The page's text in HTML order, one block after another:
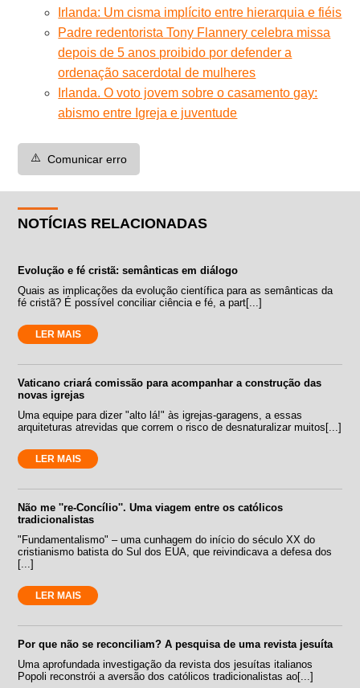
Irlanda: Um cisma implícito entre hierarquia e fiéis
Padre redentorista Tony Flannery celebra missa
depois de 5 anos proibido por defender a
ordenação sacerdotal de mulheres
Irlanda. O voto jovem sobre o casamento gay:
abismo entre Igreja e juventude
⚠️ Comunicar erro
NOTÍCIAS RELACIONADAS
Evolução e fé cristã: semânticas em diálogo
Quais as implicações da evolução científica para as semânticas da
fé cristã? É possível conciliar ciência e fé, a part[...]
LER MAIS
Vaticano criará comissão para acompanhar a construção das
novas igrejas
Uma equipe para dizer "alto lá!" às igrejas-garagens, a essas
arquiteturas atrevidas que correm o risco de desnaturalizar muitos[...]
LER MAIS
Não me ''re-Concílio''. Uma viagem entre os católicos
tradicionalistas
"Fundamentalismo" – uma cunhagem do início do século XX do
cristianismo batista do Sul dos EUA, que reivindicava a defesa dos
[...]
LER MAIS
Por que não se reconciliam? A pesquisa de uma revista jesuíta
Uma aprofundada investigação da revista dos jesuítas italianos
Popoli reconstrói a aversão dos católicos tradicionalistas ao[...]